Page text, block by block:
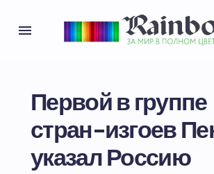
Первой в группе
стран-изгоев
указал Россию